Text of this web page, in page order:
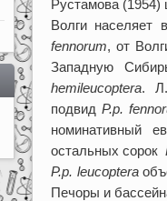
Рустамова (1954)
Волги населяет
fennorum, от
Западную
hemileucoptera.
подвид P.p.
номинативный
остальных сорок
P.p. leucoptera
Печоры и